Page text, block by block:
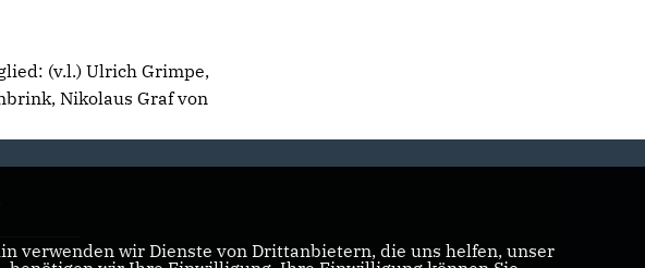
(v.l.) Ulrich Grimpe,
Nikolaus Graf von
verwenden wir Dienste von Drittanbietern, die uns helfen, unser